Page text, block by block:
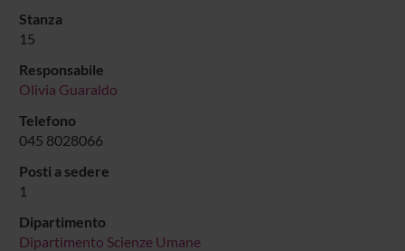
Stanza
15
Responsabile
Olivia Guaraldo
Telefono
045 8028066
Posti a sedere
1
Dipartimento
Dipartimento Scienze Umane